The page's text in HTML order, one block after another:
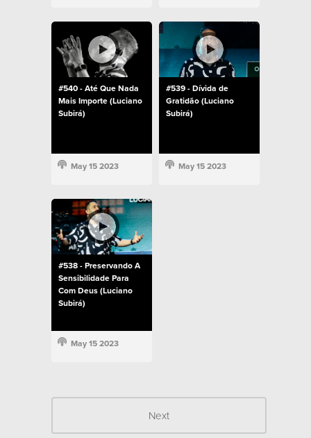
#540 - Até Que Nada
Mais Importe (Luciano
Subirá)
May 15 2023
#539 - Dívida de
Gratidão (Luciano
Subirá)
May 15 2023
#538 - Preservando A
Sensibilidade Para
Com Deus (Luciano
Subirá)
May 15 2023
Next